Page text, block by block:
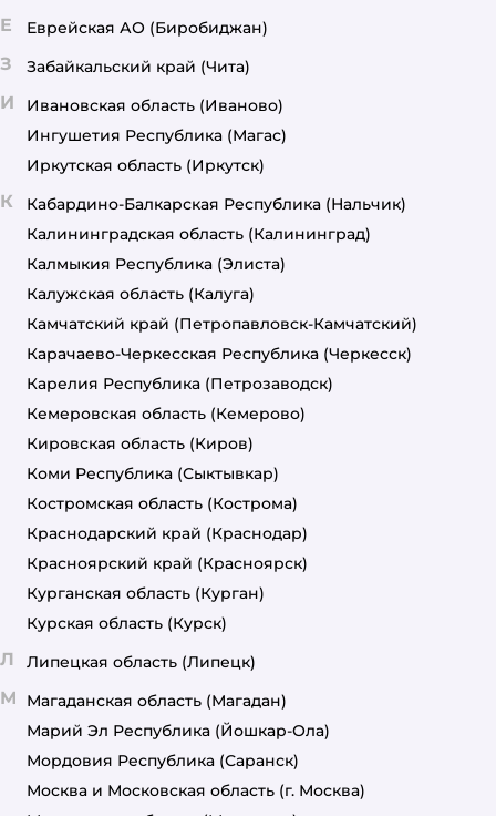
Е Еврейская АО (Биробиджан)
З Забайкальский край (Чита)
И Ивановская область (Иваново)
Ингушетия Республика (Магас)
Иркутская область (Иркутск)
К Кабардино-Балкарская Республика (Нальчик)
Калининградская область (Калининград)
Калмыкия Республика (Элиста)
Калужская область (Калуга)
Камчатский край (Петропавловск-Камчатский)
Карачаево-Черкесская Республика (Черкесск)
Карелия Республика (Петрозаводск)
Кемеровская область (Кемерово)
Кировская область (Киров)
Коми Республика (Сыктывкар)
Костромская область (Кострома)
Краснодарский край (Краснодар)
Красноярский край (Красноярск)
Курганская область (Курган)
Курская область (Курск)
Л Липецкая область (Липецк)
М Магаданская область (Магадан)
Марий Эл Республика (Йошкар-Ола)
Мордовия Республика (Саранск)
Москва и Московская область (г. Москва)